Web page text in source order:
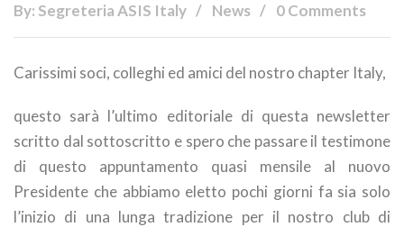
By: Segreteria ASIS Italy News 0 Comments
Carissimi soci, colleghi ed amici del nostro chapter Italy,
questo sarà l’ultimo editoriale di questa newsletter
scritto dal sottoscritto e spero che passare il testimone
di questo appuntamento quasi mensile al nuovo
Presidente che abbiamo eletto pochi giorni fa sia solo
l’inizio di una lunga tradizione per il nostro club di